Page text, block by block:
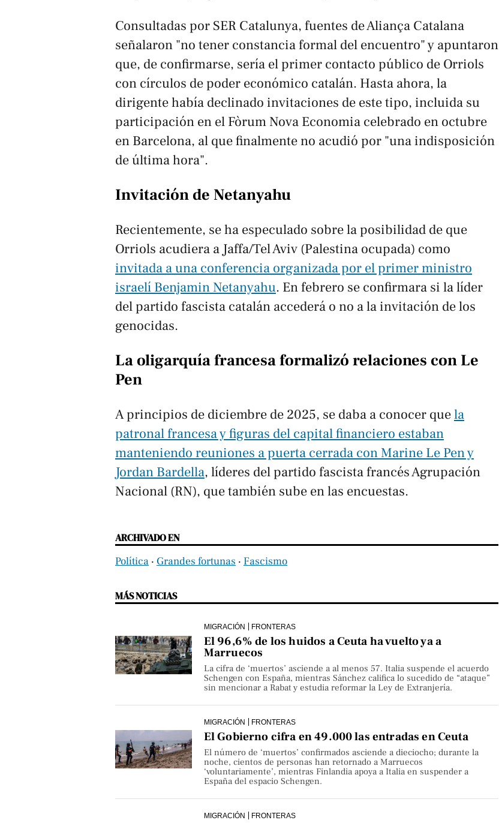
Consultadas por SER Catalunya, fuentes de Aliança Catalana
señalaron "no tener constancia formal del encuentro" y apuntaron
que, de confirmarse, sería el primer contacto público de Orriols
con círculos de poder económico catalán. Hasta ahora, la
dirigente había declinado invitaciones de este tipo, incluida su
participación en el Fòrum Nova Economia celebrado en octubre
en Barcelona, al que finalmente no acudió por "una indisposición
de última hora".
Invitación de Netanyahu
Recientemente, se ha especulado sobre la posibilidad de que
Orriols acudiera a Jaffa/Tel Aviv (Palestina ocupada) como
invitada a una conferencia organizada por el primer ministro
israelí Benjamin Netanyahu. En febrero se confirmara si la líder
del partido fascista catalán accederá o no a la invitación de los
genocidas.
La oligarquía francesa formalizó relaciones con Le
Pen
A principios de diciembre de 2025, se daba a conocer quela
patronal francesa y figuras del capital financiero estaban
manteniendo reuniones a puerta cerrada con Marine Le Pen y
Jordan Bardella, líderes del partido fascista francés Agrupación
Nacional (RN), que también sube en las encuestas.
ARCHIVADO EN
Política ‧ Grandes fortunas ‧ Fascismo
MÁS NOTICIAS
MIGRACIÓN FRONTERAS
El 96,6% de los huidos a Ceuta ha vuelto ya a
Marruecos
La cifra de ‘muertos’ asciende a al menos 57. Italia suspende el acuerdo
Schengen con España, mientras Sánchez califica lo sucedido de “ataque”
sin mencionar a Rabat y estudia reformar la Ley de Extranjería.
MIGRACIÓN FRONTERAS
El Gobierno cifra en 49.000 las entradas en Ceuta
El número de ‘muertos’ confirmados asciende a dieciocho; durante la
noche, cientos de personas han retornado a Marruecos
‘voluntariamente’, mientras Finlandia apoya a Italia en suspender a
España del espacio Schengen.
MIGRACIÓN FRONTERAS